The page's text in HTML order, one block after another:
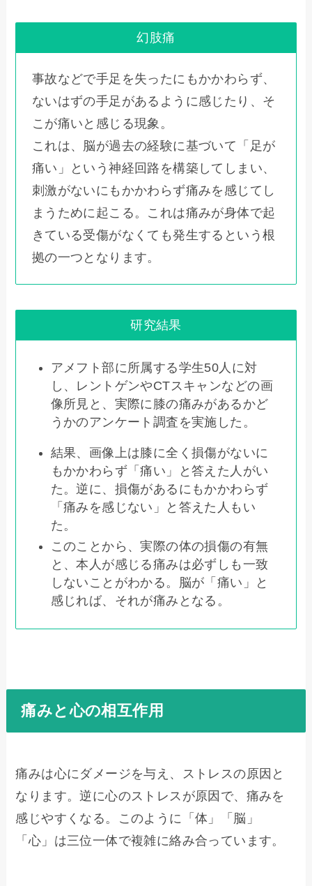
幻肢痛
事故などで手足を失ったにもかかわらず、
ないはずの手足があるように感じたり、そ
こが痛いと感じる現象。
これは、脳が過去の経験に基づいて「足が
痛い」という神経回路を構築してしまい、
刺激がないにもかかわらず痛みを感じてし
まうために起こる。これは痛みが身体で起
きている受傷がなくても発生するという根
拠の一つとなります。
研究結果
アメフト部に所属する学生50人に対
し、レントゲンやCTスキャンなどの画
像所見と、実際に膝の痛みがあるかど
うかのアンケート調査を実施した。
結果、画像上は膝に全く損傷がないに
もかかわらず「痛い」と答えた人がい
た。逆に、損傷があるにもかかわらず
「痛みを感じない」と答えた人もい
た。
このことから、実際の体の損傷の有無
と、本人が感じる痛みは必ずしも一致
しないことがわかる。脳が「痛い」と
感じれば、それが痛みとなる。
痛みと心の相互作用
痛みは心にダメージを与え、ストレスの原因と
なります。逆に心のストレスが原因で、痛みを
感じやすくなる。このように「体」「脳」
「心」は三位一体で複雑に絡み合っています。